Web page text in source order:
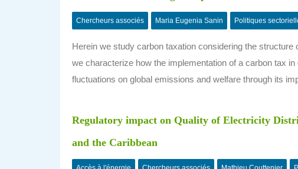
Chercheurs associés Maria Eugenia Sanin Politiques
Herein we study carbon taxation considering the
we characterize how the implementation of a carbon tax
fluctuations on global emissions and welfare through its
Regulatory impact on Quality of Electricity
and the Caribbean